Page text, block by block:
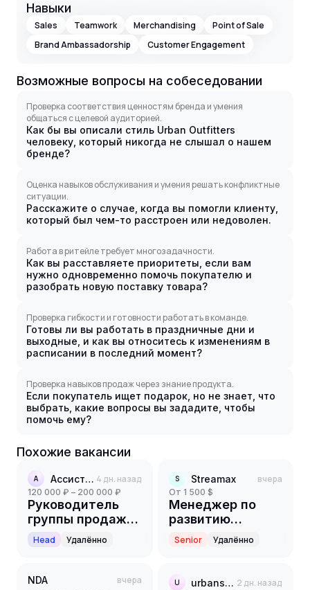
Навыки
Sales Teamwork Merchandising
Point of Sale
Brand Ambassadorship
Customer Engagement
Возможные вопросы на собеседовании
Проверка соответствия ценностям бренда и умения
общаться с целевой аудиторией.
Как бы вы описали стиль Urban Outfitters
человеку, который никогда не слышал о нашем
бренде?
Оценка навыков обслуживания и умения решать конфликтные
ситуации.
Расскажите о случае, когда вы помогли клиенту,
который был чем-то расстроен или недоволен.
Работа в ритейле требует многозадачности.
Как вы расставляете приоритеты, если вам
нужно одновременно помочь покупателю и
разобрать новую поставку товара?
Проверка гибкости и готовности работать в команде.
Готовы ли вы работать в праздничные дни и
выходные, и как вы относитесь к изменениям в
расписании в последний момент?
Проверка навыков продаж через знание продукта.
Если покупатель ищет подарок, но не знает, что
выбрать, какие вопросы вы зададите, чтобы
помочь ему?
Похожие вакансии
А Ассистент 4 дн. назад
120 000 ₽ – 200 000 ₽
Руководитель
группы продаж
(1С)
Head Удалённо
S Streamax вчера
от 1 500 $
Менеджер по
развитию
партнерской
Senior Удалённо
NDA вчера U urbansystems 2 дн. назад